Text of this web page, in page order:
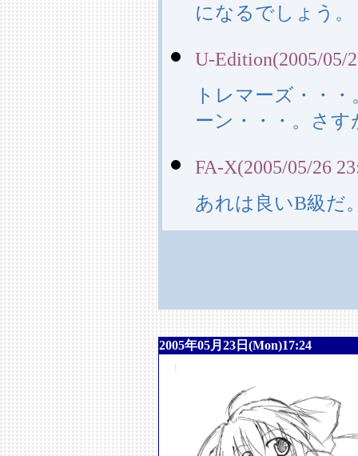
になるでしょう。
U-Edition(2005/05/
トレマーズ・・
ーン・・・。さ
FA-X(2005/05/26
あれは良いB級だ
2005年05月23日(Mon)17:24